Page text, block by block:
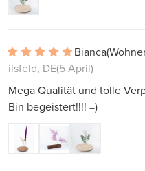
Bianca
ilsfeld, DE(5 April)
Mega Qualität und tolle
Bin begeistert!!!! =)